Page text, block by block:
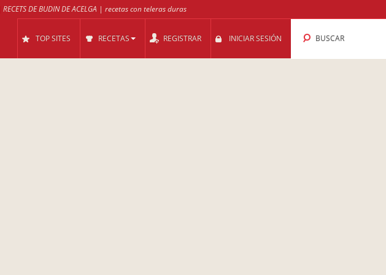
RECETS DE BUDIN DE ACELGA | recetas con teleras duras
TOP SITES RECETAS REGISTRAR INICIAR SESIÓN BUSCAR